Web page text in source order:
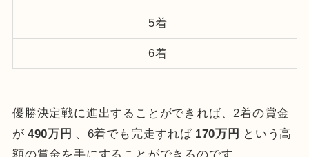
5着
6着
優勝決定戦に進出することができれば、2着の賞金
が 490万円 、6着でも完走すれば 170万円 という高